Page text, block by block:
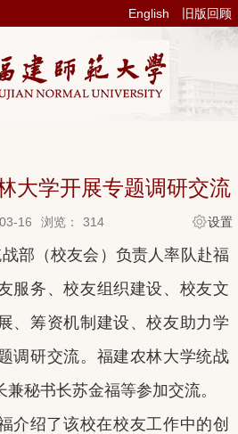
English 旧版回顾
大学开展专题调研交流
16 浏览： 314 设置
战部（校友会）负责人率队赴福
服务、校友组织建设、校友文
、筹资机制建设、校友助力学
调研交流。福建农林大学统战
秘书长苏金福等参加交流。
介绍了该校在校友工作中的创